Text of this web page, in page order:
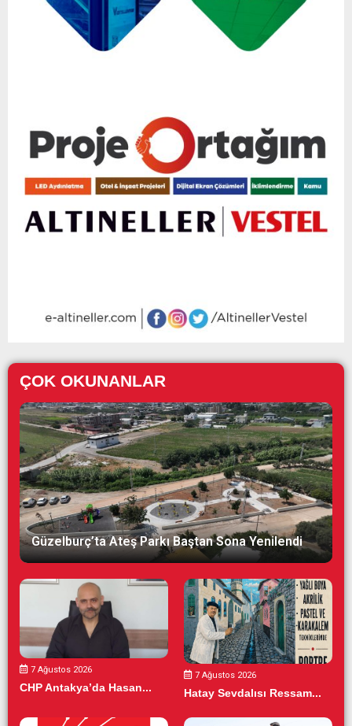
ÇOK OKUNANLAR
Güzelburç’ta Ateş Parkı Baştan Sona Yenilendi
7 Ağustos 2026
CHP Antakya’da Hasan...
7 Ağustos 2026
Hatay Sevdalısı Ressam...